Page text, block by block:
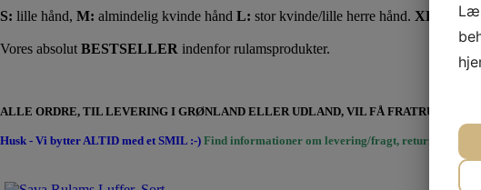
S: lille hånd, M: almindelig kvinde hånd L: stor kvinde/lille herre hånd. XL:
Vores absolut BESTSELLER indenfor rulamsprodukter.
ALLE ORDRE, TIL LEVERING I GRØNLAND ELLER UDLAND, VIL FÅ FRATRUKKET
Husk - Vi bytter ALTID med et SMIL :-) Find informationer om levering/fragt, returnering og